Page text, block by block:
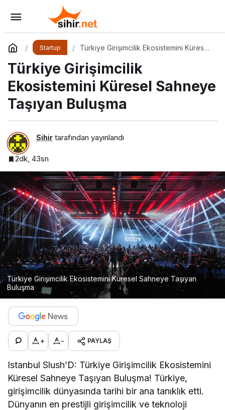
Startup
Türkiye Girişimcilik Ekosistemini Küresel
Türkiye Girişimcilik
Ekosistemini Küresel Sahneye
Taşıyan Buluşma
Sihir tarafından yayınlandı
2dk, 43sn
Türkiye Girişimcilik Ekosistemini Küresel Sahneye Taşıyan
Buluşma
+ - PAYLAŞ
Istanbul Slush’D: Türkiye Girişimcilik Ekosistemini
Küresel Sahneye Taşıyan Buluşma! Türkiye,
girişimcilik dünyasında tarihi bir ana tanıklık etti.
Dünyanın en prestijli girişimcilik ve teknoloji
Balkanlar’dan Afrika’ya Turizmin Nabzı
Uzakrota Dubai’de Attı
Yorum Yap